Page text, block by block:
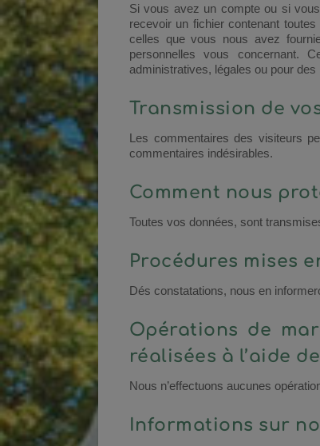
Si vous avez un compte ou si
recevoir un fichier contenant
celles que vous nous avez
personnelles vous concernant.
administratives, légales ou pour
Transmission de
Les commentaires des visiteurs
commentaires indésirables.
Comment nous
Toutes vos données, sont
Procédures mises
Dés constatations, nous en
Opérations de
réalisées à l’aide
Nous n’effectuons aucunes
Informations sur